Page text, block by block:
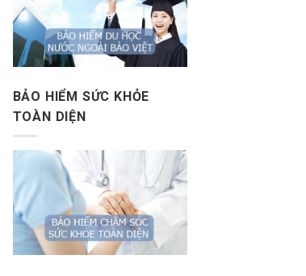
BẢO HIỂM SỨC KHỎE
TOÀN DIỆN